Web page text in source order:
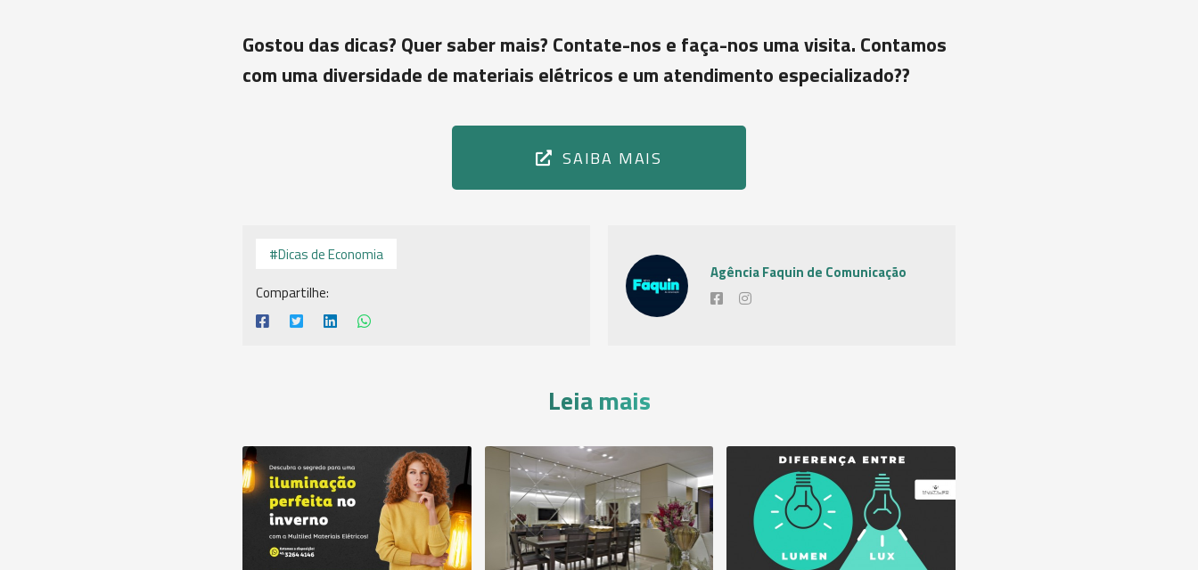
Gostou das dicas? Quer saber mais? Contate-nos e faça-nos uma visita. Contamos
com uma diversidade de materiais elétricos e um atendimento especializado??
SAIBA MAIS
#Dicas de Economia
Compartilhe:
Agência Faquin de Comunicação
Leia mais